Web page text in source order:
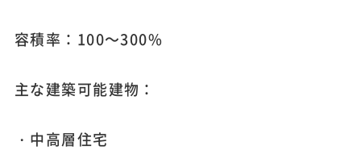
容積率：100～300%
主な建築可能建物：
・中高層住宅